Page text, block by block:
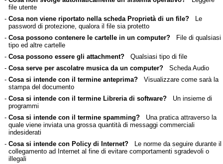
file utente
- Cosa non viene riportato nella scheda Proprietà di un file?Le
password di protezione, qualora il file sia protetto
- Cosa possono contenere le cartelle in un computer?File di qualsiasi
tipo ed altre cartelle
- Cosa possono essere gli attachment?Qualsiasi tipo di file
- Cosa serve per ascolatre musica da un computer?Scheda Audio
- Cosa si intende con il termine anteprima?Visualizzare come sarà la
stampa del documento
- Cosa si intende con il termine Libreria di software?Un insieme di
programmi
- Cosa si intende con il termine spamming?Una pratica attraverso la
quale viene inviata una grossa quantità di messaggi commerciali
indesiderati
- Cosa si intende con Policy di Internet?Le norme da seguire durante il
collegamento ad Internet al fine di evitare comportamenti sgradevoli o
illegali